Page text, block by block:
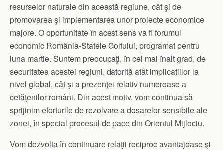
resurselor naturale din această regiune, cât şi de
promovarea şi implementarea unor proiecte economice
majore. O oportunitate în acest sens va fi forumul
economic România-Statele Golfului, programat pentru
luna martie. Suntem preocupaţi, în cel mai înalt grad, de
securitatea acestei regiuni, datorită atât implicaţiilor la
nivel global, cât şi a prezenţei relativ numeroase a
cetăţenilor români. Din acest motiv, vom continua să
sprijinim eforturile de rezolvare a dosarelor sensibile ale
zonei, în special procesul de pace din Orientul Mijlociu.
Vom dezvolta în continuare relaţii reciproc avantajoase şi